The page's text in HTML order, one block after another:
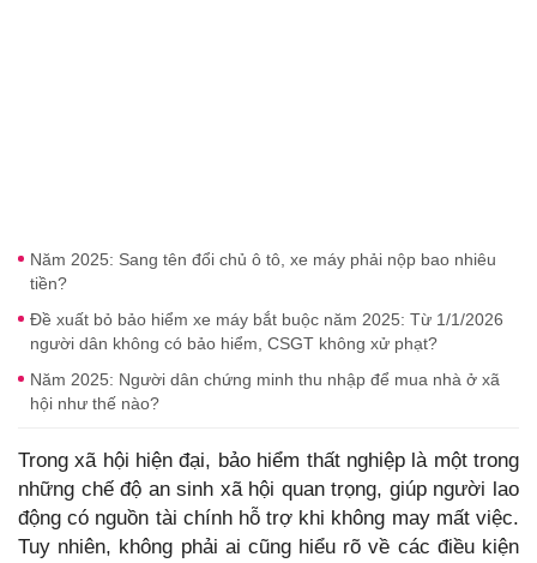
Năm 2025: Sang tên đổi chủ ô tô, xe máy phải nộp bao nhiêu
tiền?
Đề xuất bỏ bảo hiểm xe máy bắt buộc năm 2025: Từ 1/1/2026
người dân không có bảo hiểm, CSGT không xử phạt?
Năm 2025: Người dân chứng minh thu nhập để mua nhà ở xã
hội như thế nào?
Trong xã hội hiện đại, bảo hiểm thất nghiệp là một trong
những chế độ an sinh xã hội quan trọng, giúp người lao
động có nguồn tài chính hỗ trợ khi không may mất việc.
Tuy nhiên, không phải ai cũng hiểu rõ về các điều kiện